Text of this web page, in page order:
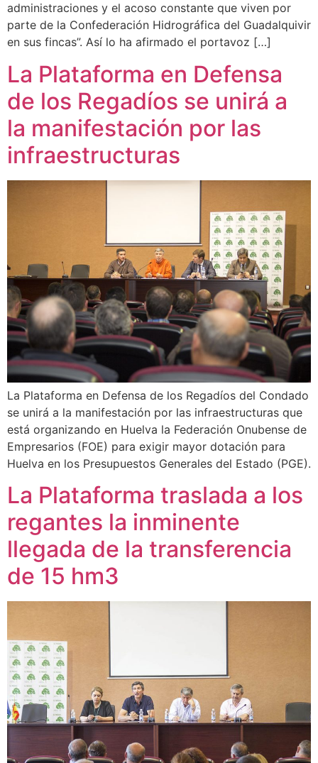
administraciones y el acoso constante que viven por
parte de la Confederación Hidrográfica del Guadalquivir
en sus fincas”. Así lo ha afirmado el portavoz […]
La Plataforma en Defensa
de los Regadíos se unirá a
la manifestación por las
infraestructuras
La Plataforma en Defensa de los Regadíos del Condado
se unirá a la manifestación por las infraestructuras que
está organizando en Huelva la Federación Onubense de
Empresarios (FOE) para exigir mayor dotación para
Huelva en los Presupuestos Generales del Estado (PGE).
La Plataforma traslada a los
regantes la inminente
llegada de la transferencia
de 15 hm3